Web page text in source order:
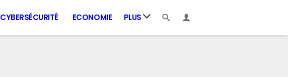
CYBERSÉCURITÉ ECONOMIE PLUS